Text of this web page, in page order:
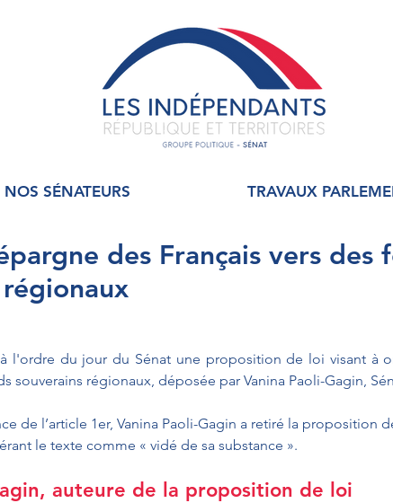
NOS SÉNATEURS TRAVAUX
des Français vers des
l'ordre du jour du Sénat une proposition de loi visant à
souverains régionaux, déposée par Vanina Paoli-Gagin,
de l’article 1er, Vanina Paoli-Gagin a retiré la proposition
le texte comme « vidé de sa substance ».
auteure de la proposition de loi